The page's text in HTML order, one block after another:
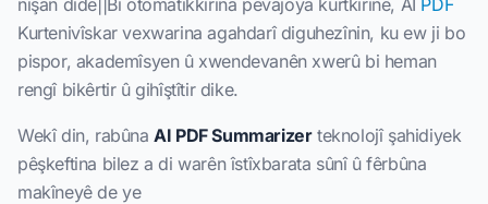
nîşan dide||Bi otomatîkkirina pêvajoya kurtkirinê, AI PDF
Kurtenivîskar vexwarina agahdarî diguhezînin, ku ew ji bo
pispor, akademîsyen û xwendevanên xwerû bi heman
rengî bikêrtir û gihîştîtir dike.
Wekî din, rabûnaAI PDF Summarizerteknolojî şahidiyek
pêşkeftina bilez a di warên îstîxbarata sûnî û fêrbûna
makîneyê de ye